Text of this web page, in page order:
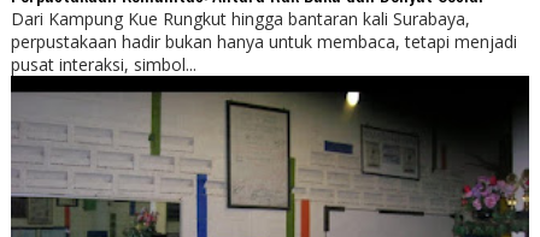
Dari Kampung Kue Rungkut hingga bantaran kali Surabaya,
perpustakaan hadir bukan hanya untuk membaca, tetapi menjadi
pusat interaksi, simbol...